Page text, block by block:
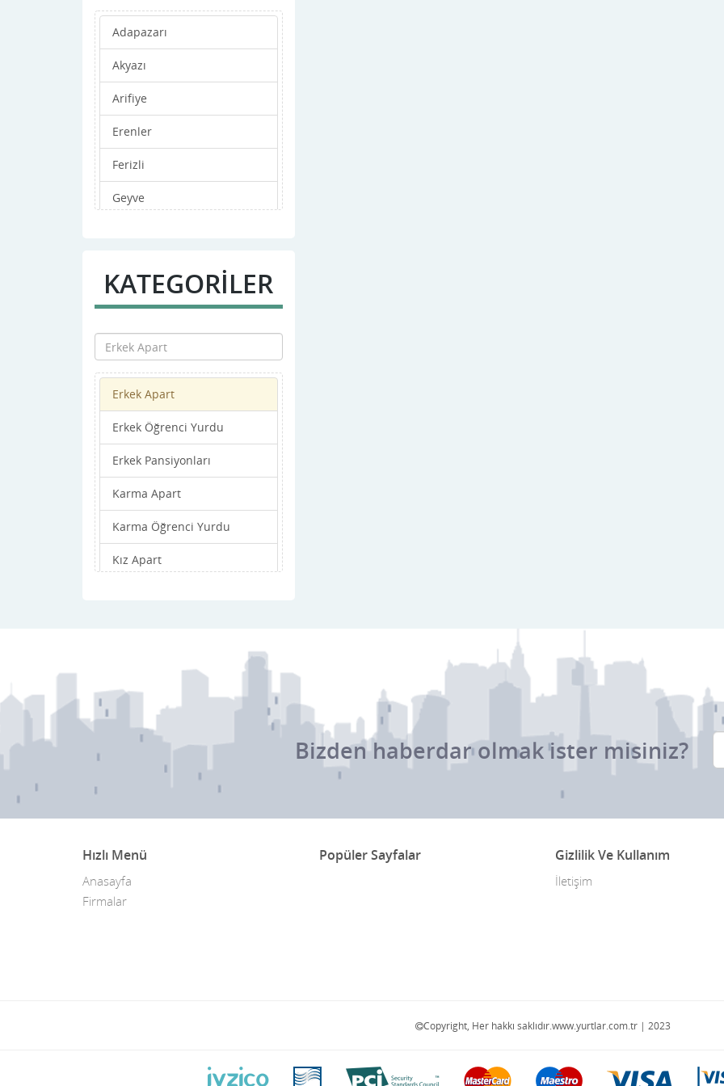
Adapazarı
Akyazı
Arifiye
Erenler
Ferizli
Geyve
Karasu
Kaynarca
Kocaali
Pamukova
Sapanca
Serdivan
Sögütlü
Taraklı
KATEGORİLER
Erkek Apart
Erkek Öğrenci Yurdu
Erkek Pansiyonları
Karma Apart
Karma Öğrenci Yurdu
Kız Apart
Bizden haberdar olmak ister misiniz?
Hızlı Menü
Anasayfa
Firmalar
Popüler Sayfalar Gizlilik Ve Kullanım
İletişim
Copyright, Her hakkı saklıdır.www.yurtlar.com.tr | 2023